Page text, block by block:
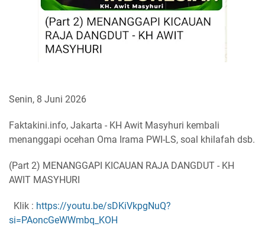
Senin, 8 Juni 2026
Faktakini.info, Jakarta - KH Awit Masyhuri kembali
menanggapi ocehan Oma Irama PWI-LS, soal khilafah dsb.
(Part 2) MENANGGAPI KICAUAN RAJA DANGDUT - KH
AWIT MASYHURI
Klik : https://youtu.be/sDKiVkpgNuQ?
si=PAoncGeWWmbq_KOH